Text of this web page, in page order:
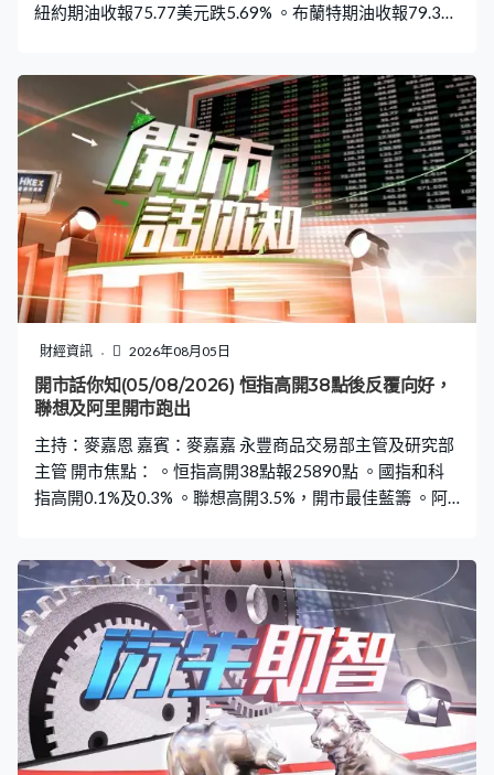
紐約期油收報75.77美元跌5.69% 。布蘭特期油收報79.36
日，曾再升近1.3%高見4106美元 。銀價最多升逾3%重上
過60美元 。美國6月JOLTS職位空缺降至735.9萬個低於預
期 。美國6月貿易赤字收窄至733億美元略高於預期，出口
跌0.9%、進口降1.8% 。美國6月工廠訂單按月跌0.3%遜預
期
財經資訊 2026年08月05日
開市話你知(05/08/2026) 恒指高開38點後反覆向好，
聯想及阿里開市跑出
主持：麥嘉恩 嘉賓：麥嘉嘉 永豐商品交易部主管及研究部
主管 開市焦點： 。恒指高開38點報25890點 。國指和科
指高開0.1%及0.3% 。聯想高開3.5%，開市最佳藍籌 。阿
MINIMAX高開4%及3.4% 。滙控低開0.6%，友邦低開
0.2% 。中石油和中海油低開1.9%及1.6%，開市跌幅首兩
大國指成分股